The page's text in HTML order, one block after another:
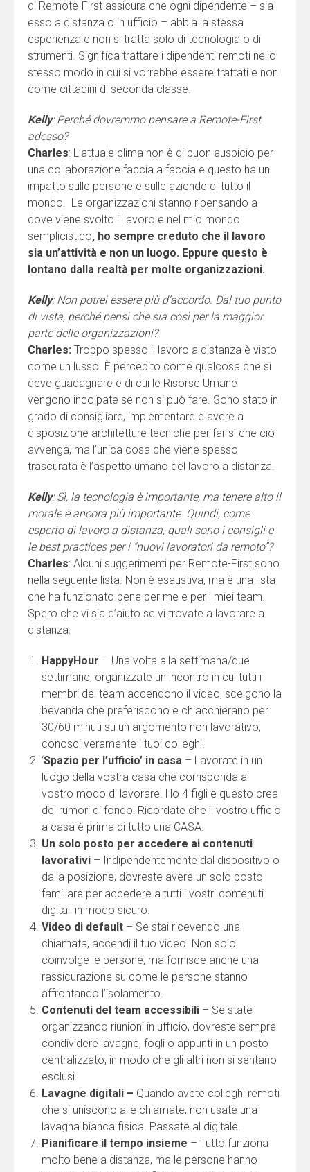
di Remote-First assicura che ogni dipendente – sia
esso a distanza o in ufficio – abbia la stessa
esperienza e non si tratta solo di tecnologia o di
strumenti. Significa trattare i dipendenti remoti nello
stesso modo in cui si vorrebbe essere trattati e non
come cittadini di seconda classe.
Kelly: Perché dovremmo pensare a Remote-First
adesso?
Charles: L’attuale clima non è di buon auspicio per
una collaborazione faccia a faccia e questo ha un
impatto sulle persone e sulle aziende di tutto il
mondo. Le organizzazioni stanno ripensando a
dove viene svolto il lavoro e nel mio mondo
semplicistico, ho sempre creduto che il lavoro
sia un’attività e non un luogo. Eppure questo è
lontano dalla realtà per molte organizzazioni.
Kelly: Non potrei essere più d’accordo. Dal tuo punto
di vista, perché pensi che sia così per la maggior
parte delle organizzazioni?
Charles: Troppo spesso il lavoro a distanza è visto
come un lusso. È percepito come qualcosa che si
deve guadagnare e di cui le Risorse Umane
vengono incolpate se non si può fare. Sono stato in
grado di consigliare, implementare e avere a
disposizione architetture tecniche per far sì che ciò
avvenga, ma l’unica cosa che viene spesso
trascurata è l’aspetto umano del lavoro a distanza.
Kelly: Sì, la tecnologia è importante, ma tenere alto il
morale è ancora più importante. Quindi, come
esperto di lavoro a distanza, quali sono i consigli e
le best practices per i “nuovi lavoratori da remoto”?
Charles: Alcuni suggerimenti per Remote-First sono
nella seguente lista. Non è esaustiva, ma è una lista
che ha funzionato bene per me e per i miei team.
Spero che vi sia d’aiuto se vi trovate a lavorare a
distanza:
HappyHour – Una volta alla settimana/due
settimane, organizzate un incontro in cui tutti i
membri del team accendono il video, scelgono la
bevanda che preferiscono e chiacchierano per
30/60 minuti su un argomento non lavorativo;
conosci veramente i tuoi colleghi.
‘Spazio per l’ufficio’ in casa – Lavorate in un
luogo della vostra casa che corrisponda al
vostro modo di lavorare. Ho 4 figli e questo crea
dei rumori di fondo! Ricordate che il vostro ufficio
a casa è prima di tutto una CASA.
Un solo posto per accedere ai contenuti
lavorativi – Indipendentemente dal dispositivo o
dalla posizione, dovreste avere un solo posto
familiare per accedere a tutti i vostri contenuti
digitali in modo sicuro.
Video di default – Se stai ricevendo una
chiamata, accendi il tuo video. Non solo
coinvolge le persone, ma fornisce anche una
rassicurazione su come le persone stanno
affrontando l’isolamento.
Contenuti del team accessibili – Se state
organizzando riunioni in ufficio, dovreste sempre
condividere lavagne, fogli o appunti in un posto
centralizzato, in modo che gli altri non si sentano
esclusi.
Lavagne digitali – Quando avete colleghi remoti
che si uniscono alle chiamate, non usate una
lavagna bianca fisica. Passate al digitale.
Pianificare il tempo insieme – Tutto funziona
molto bene a distanza, ma le persone hanno